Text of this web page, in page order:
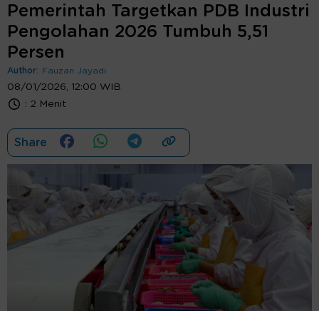
Pemerintah Targetkan PDB Industri
Pengolahan 2026 Tumbuh 5,51
Persen
Author: Fauzan Jayadi
08/01/2026, 12:00 WIB
: 2 Menit
Share